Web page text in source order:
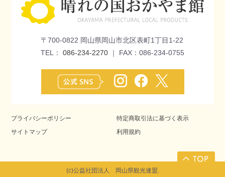
〒700-0822 岡山県岡山市北区表町1丁目1-22
TEL： 086-234-2270 ｜ FAX：086-234-0755
プライバシーポリシー
特定商取引法に基づく表示
サイトマップ
利用規約
(c)公益社団法人 岡山県観光連盟.